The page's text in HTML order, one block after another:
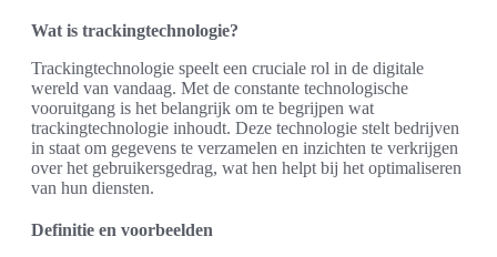
Wat is trackingtechnologie?
Trackingtechnologie speelt een cruciale rol in de digitale
wereld van vandaag. Met de constante technologische
vooruitgang is het belangrijk om te begrijpen wat
trackingtechnologie inhoudt. Deze technologie stelt bedrijven
in staat om gegevens te verzamelen en inzichten te verkrijgen
over het gebruikersgedrag, wat hen helpt bij het optimaliseren
van hun diensten.
Definitie en voorbeelden